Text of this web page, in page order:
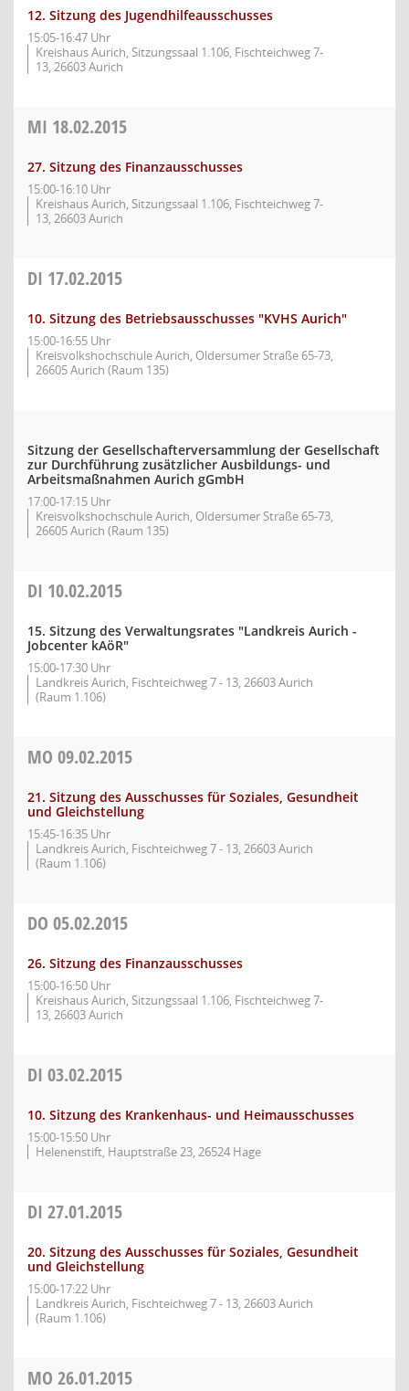
12. Sitzung des Jugendhilfeausschusses
15:05-16:47 Uhr
Kreishaus Aurich, Sitzungssaal 1.106, Fischteichweg 7-
13, 26603 Aurich
MI 18.02.2015
27. Sitzung des Finanzausschusses
15:00-16:10 Uhr
Kreishaus Aurich, Sitzungssaal 1.106, Fischteichweg 7-
13, 26603 Aurich
DI 17.02.2015
10. Sitzung des Betriebsausschusses "KVHS Aurich"
15:00-16:55 Uhr
Kreisvolkshochschule Aurich, Oldersumer Straße 65-73,
26605 Aurich (Raum 135)
Sitzung der Gesellschafterversammlung der Gesellschaft
zur Durchführung zusätzlicher Ausbildungs- und
Arbeitsmaßnahmen Aurich gGmbH
17:00-17:15 Uhr
Kreisvolkshochschule Aurich, Oldersumer Straße 65-73,
26605 Aurich (Raum 135)
DI 10.02.2015
15. Sitzung des Verwaltungsrates "Landkreis Aurich -
Jobcenter kAöR"
15:00-17:30 Uhr
Landkreis Aurich, Fischteichweg 7 - 13, 26603 Aurich
(Raum 1.106)
MO 09.02.2015
21. Sitzung des Ausschusses für Soziales, Gesundheit
und Gleichstellung
15:45-16:35 Uhr
Landkreis Aurich, Fischteichweg 7 - 13, 26603 Aurich
(Raum 1.106)
DO 05.02.2015
26. Sitzung des Finanzausschusses
15:00-16:50 Uhr
Kreishaus Aurich, Sitzungssaal 1.106, Fischteichweg 7-
13, 26603 Aurich
DI 03.02.2015
10. Sitzung des Krankenhaus- und Heimausschusses
15:00-15:50 Uhr
Helenenstift, Hauptstraße 23, 26524 Hage
DI 27.01.2015
20. Sitzung des Ausschusses für Soziales, Gesundheit
und Gleichstellung
15:00-17:22 Uhr
Landkreis Aurich, Fischteichweg 7 - 13, 26603 Aurich
(Raum 1.106)
MO 26.01.2015